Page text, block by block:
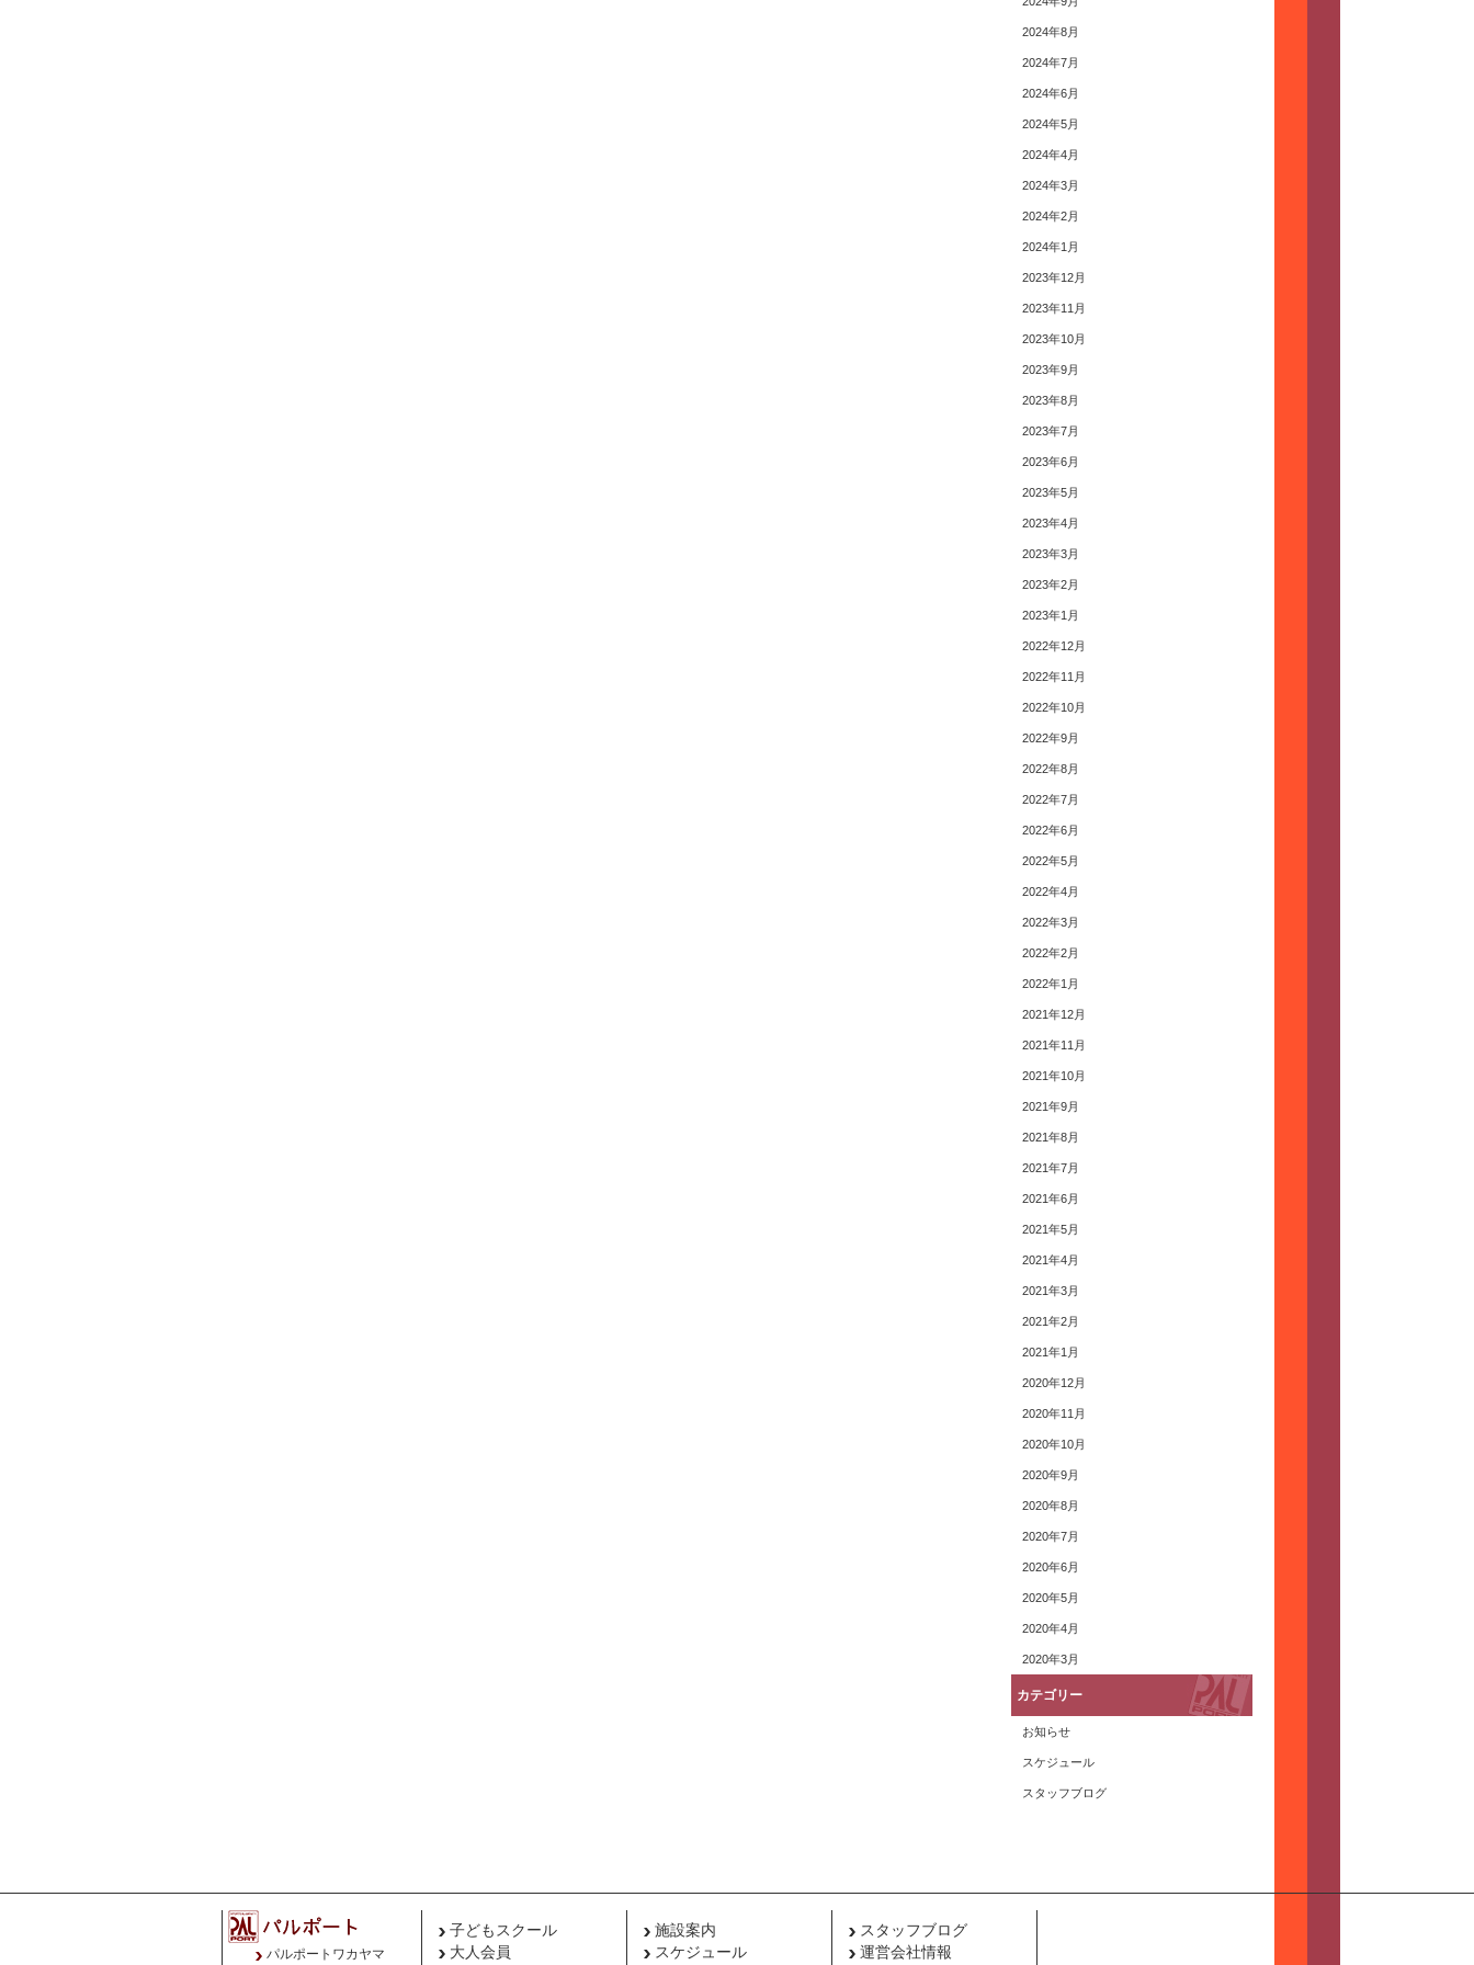
2024年8月
2024年7月
2024年6月
2024年5月
2024年4月
2024年3月
2024年2月
2024年1月
2023年12月
2023年11月
2023年10月
2023年9月
2023年8月
2023年7月
2023年6月
2023年5月
2023年4月
2023年3月
2023年2月
2023年1月
2022年12月
2022年11月
2022年10月
2022年9月
2022年8月
2022年7月
2022年6月
2022年5月
2022年4月
2022年3月
2022年2月
2022年1月
2021年12月
2021年11月
2021年10月
2021年9月
2021年8月
2021年7月
2021年6月
2021年5月
2021年4月
2021年3月
2021年2月
2021年1月
2020年12月
2020年11月
2020年10月
2020年9月
2020年8月
2020年7月
2020年6月
2020年5月
2020年4月
2020年3月
カテゴリー
お知らせ
スケジュール
スタッフブログ
パルポートワカヤマ
子どもスクール
大人会員
施設案内
スケジュール
スタッフブログ
運営会社情報